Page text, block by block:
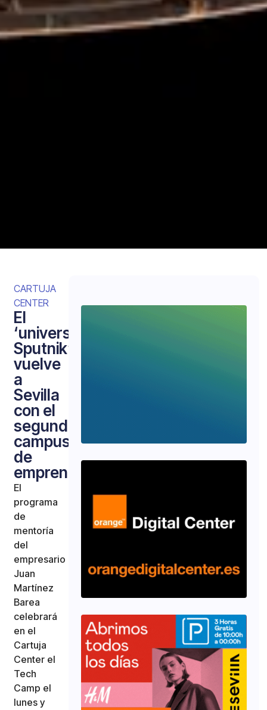
CARTUJA
CENTER
El
‘universo
Sputnik’
vuelve
a
Sevilla
con el
segundo
campus
de
emprendimiento
El
programa
de
mentoría
del
empresario
Juan
Martínez
Barea
celebrará
en el
Cartuja
Center el
Tech
Camp el
lunes y